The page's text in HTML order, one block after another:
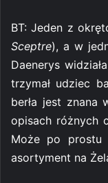
BT: Jeden z
Sceptre), a w
Daenerys
trzymał udziec
berła jest znana
opisach różnych
Może po prostu
asortyment na